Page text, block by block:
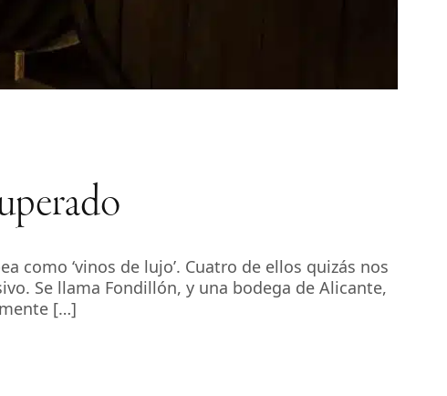
‘vinos de lujo’. Cuatro de ellos quizás nos
Se llama Fondillón, y una bodega de Alicante,
[…]